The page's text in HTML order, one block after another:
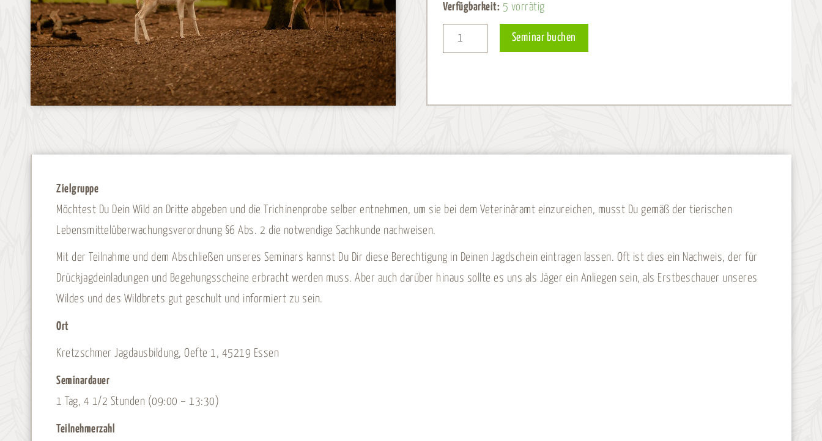
Verfügbarkeit: 5 vorrätig
Kundige
Person
Seminar buchen
Zielgruppe
Möchtest Du Dein Wild an Dritte abgeben und die Trichinenprobe selber entnehmen, um sie bei dem Veterinäramt einzureichen, musst Du gemäß der tierischen
Lebensmittelüberwachungsverordnung §6 Abs. 2 die notwendige Sachkunde nachweisen.
Mit der Teilnahme und dem Abschließen unseres Seminars kannst Du Dir diese Berechtigung in Deinen Jagdschein eintragen lassen. Oft ist dies ein Nachweis, der für
Drückjagdeinladungen und Begehungsscheine erbracht werden muss. Aber auch darüber hinaus sollte es uns als Jäger ein Anliegen sein, als Erstbeschauer unseres
Wildes und des Wildbrets gut geschult und informiert zu sein.
Ort
Kretzschmer Jagdausbildung, Oefte 1, 45219 Essen
Seminardauer
1 Tag, 4 1/2 Stunden (09:00 – 13:30)
Teilnehmerzahl